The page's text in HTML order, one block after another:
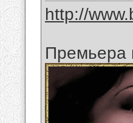
http://
Премьера